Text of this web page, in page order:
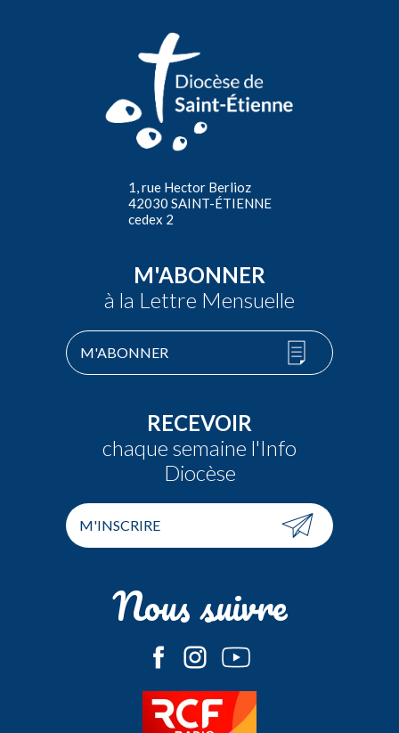
1, rue Hector Berlioz
42030 SAINT-ÉTIENNE
cedex 2
M'ABONNER
à la Lettre Mensuelle
M'ABONNER
RECEVOIR
chaque semaine l'Info
Diocèse
M'INSCRIRE
Nous suivre